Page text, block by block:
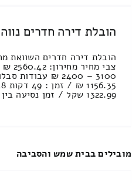
הובלת דירה חדרים
הובלת דירה חדרים השוואת
צבי
3100 – 2400 ₪
1322.99 שקל / זמן נסיעה בין ערים 1 שעות , [...]
מובילים בבית שמש והסביבה